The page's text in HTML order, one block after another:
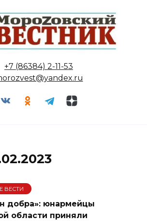
+7 (86384) 2-11-53
ВЕСТИ
добра»: юнармейцы
области приняли